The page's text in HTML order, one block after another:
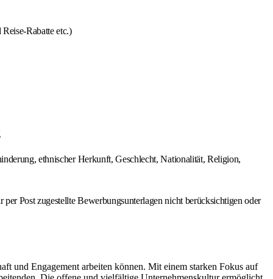
Rabatte etc.)
ethnischer Herkunft, Geschlecht, Nationalität, Religion,
Post zugestellte Bewerbungsunterlagen nicht berücksichtigen oder
und Engagement arbeiten können. Mit einem starken Fokus auf